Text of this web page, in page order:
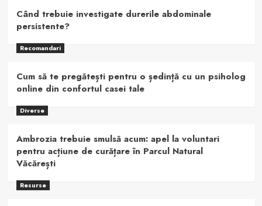
Când trebuie investigate durerile abdominale
persistente?
Recomandari
Cum să te pregătești pentru o ședință cu un psiholog
online din confortul casei tale
Diverse
Ambrozia trebuie smulsă acum: apel la voluntari
pentru acțiune de curățare în Parcul Natural
Văcărești
Resurse